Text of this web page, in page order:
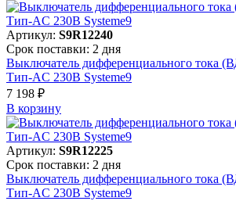
Артикул: S9R12240
Срок поставки: 2 дня
Выключатель дифференциального тока
Тип-AC 230В Systeme9
7 198 ₽
В корзинy
Артикул: S9R12225
Срок поставки: 2 дня
Выключатель дифференциального тока
Тип-AC 230В Systeme9